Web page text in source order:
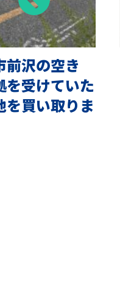
前沢の空き
を受けていた
買い取りま